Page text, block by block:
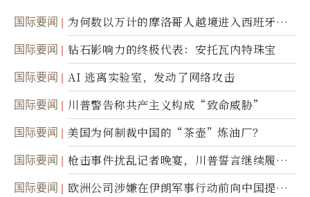
国际要闻
为何数以万计的摩洛哥人越境进入西班牙休
达
国际要闻 钻石影响力的终极代表：安托瓦内特珠宝
国际要闻 AI 逃离实验室，发动了网络攻击
国际要闻 川普警告称共产主义构成“致命威胁”
国际要闻 美国为何制裁中国的“茶壶”炼油厂？
国际要闻
枪击事件扰乱记者晚宴，川普誓言继续履行
职责
国际要闻
欧洲公司涉嫌在伊朗军事行动前向中国提供